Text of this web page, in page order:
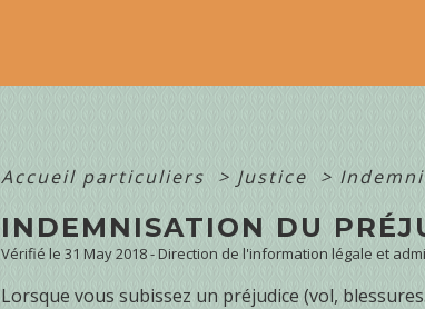
Accueil particuliers > Justice >
INDEMNISATION DU
Vérifié le 31 May 2018 - Direction de l'information légale et
Lorsque vous subissez un préjudice (vol,